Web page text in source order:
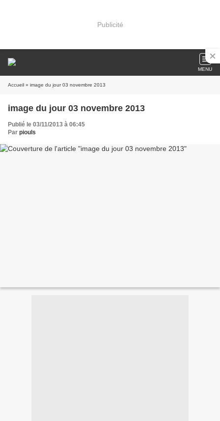
Publicité
MENU
Accueil » image du jour 03 novembre 2013
image du jour 03 novembre 2013
Publié le 03/11/2013 à 06:45
Par piouls